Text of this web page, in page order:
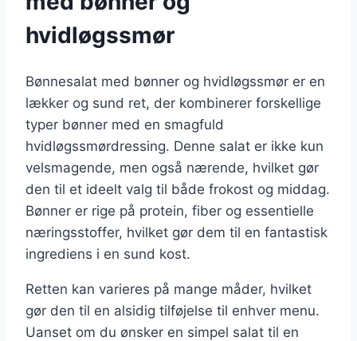
hvidløgssmør
Bønnesalat med bønner og hvidløgssmør er en
lækker og sund ret, der kombinerer forskellige
typer bønner med en smagfuld
hvidløgssmørdressing. Denne salat er ikke kun
velsmagende, men også nærende, hvilket gør
den til et ideelt valg til både frokost og middag.
Bønner er rige på protein, fiber og essentielle
næringsstoffer, hvilket gør dem til en fantastisk
ingrediens i en sund kost.
Retten kan varieres på mange måder, hvilket
gør den til en alsidig tilføjelse til enhver menu.
Uanset om du ønsker en simpel salat til en